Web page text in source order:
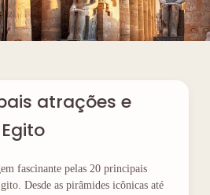
atrações e
fascinante pelas 20 principais
Desde as pirâmides icônicas até